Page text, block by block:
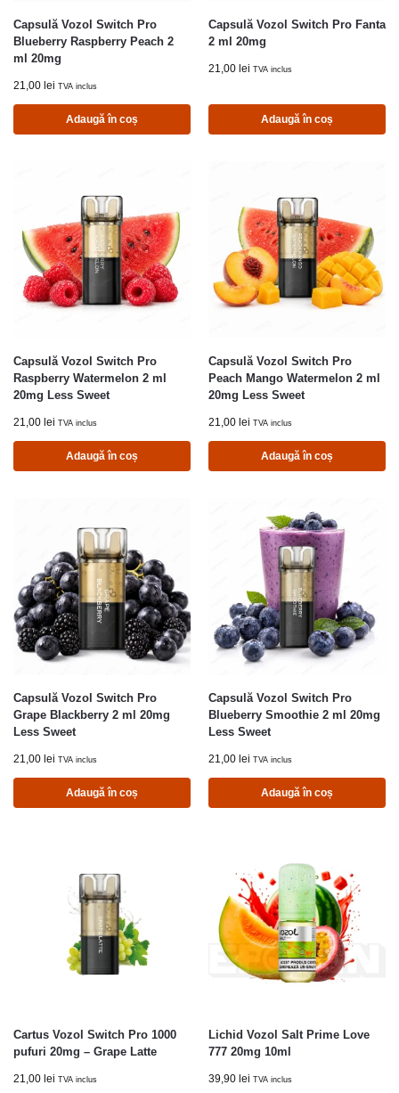
Capsulă Vozol Switch Pro
Blueberry Raspberry Peach 2
ml 20mg
21,00 lei TVA inclus
Adaugă în coș
Capsulă Vozol Switch Pro Fanta
2 ml 20mg
21,00 lei TVA inclus
Adaugă în coș
Capsulă Vozol Switch Pro
Raspberry Watermelon 2 ml
20mg Less Sweet
21,00 lei TVA inclus
Adaugă în coș
Capsulă Vozol Switch Pro
Peach Mango Watermelon 2 ml
20mg Less Sweet
21,00 lei TVA inclus
Adaugă în coș
Capsulă Vozol Switch Pro
Grape Blackberry 2 ml 20mg
Less Sweet
21,00 lei TVA inclus
Adaugă în coș
Capsulă Vozol Switch Pro
Blueberry Smoothie 2 ml 20mg
Less Sweet
21,00 lei TVA inclus
Adaugă în coș
Cartus Vozol Switch Pro 1000
pufuri 20mg – Grape Latte
21,00 lei TVA inclus
Lichid Vozol Salt Prime Love
777 20mg 10ml
39,90 lei TVA inclus